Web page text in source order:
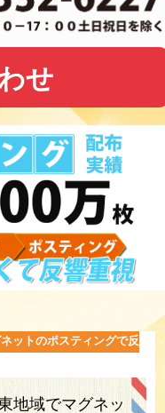
せ
ットのポスティングで反
地域でマグネッ